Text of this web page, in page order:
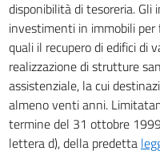
disponibilità di tesoreria.
investimenti in immobili
quali il recupero di edifici di
realizzazione di strutture
assistenziale, la cui
almeno venti anni.
termine del 31 ottobre
lettera d), della predetta